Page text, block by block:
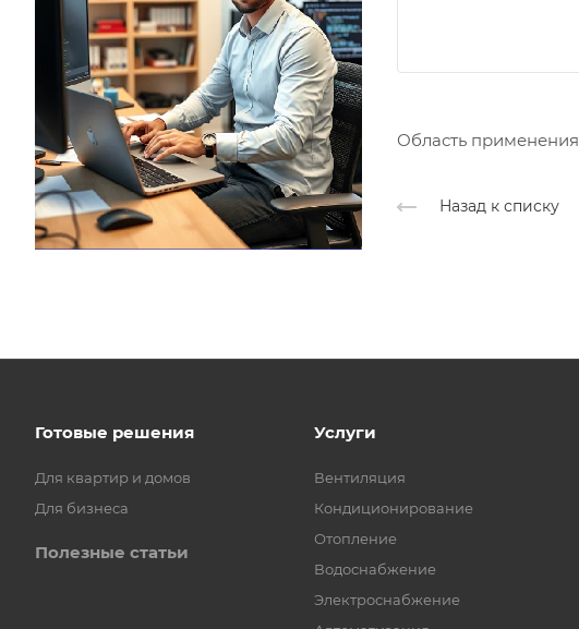
Область применения
Назад к списку
Готовые решения
Для квартир и домов
Для бизнеса
Полезные статьи
Услуги
Вентиляция
Кондиционирование
Отопление
Водоснабжение
Электроснабжение